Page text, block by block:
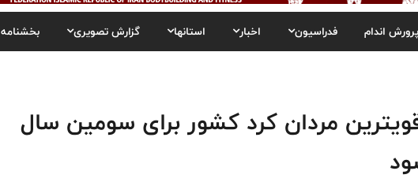
اندام فدراسیون اخبار استانها گزارش تصویری بخشنامه
مردان کرد کشور برای سومین سال